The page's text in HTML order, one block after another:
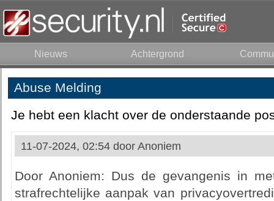
Nieuws Achtergrond
Abuse Melding
Je hebt een klacht over de onderstaande
11-07-2024, 02:54 door Anoniem
Door Anoniem: Dus de gevangenis in
strafrechtelijke aanpak van